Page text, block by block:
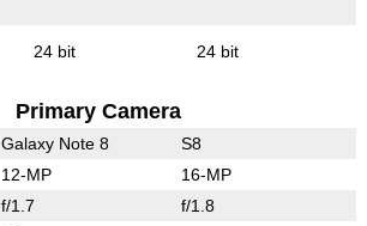
24 bit 24 bit
Primary Camera
Galaxy Note 8 S8
12-MP 16-MP
f/1.7 f/1.8